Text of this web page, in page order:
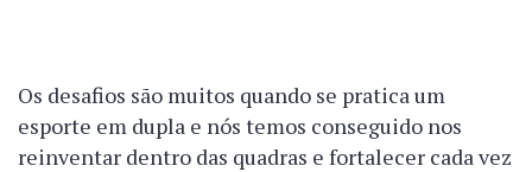
Os desafios são muitos quando se pratica um
esporte em dupla e nós temos conseguido nos
reinventar dentro das quadras e fortalecer cada vez